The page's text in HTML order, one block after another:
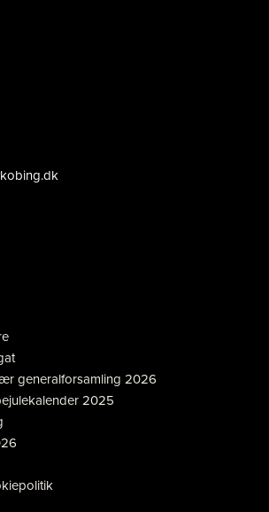
generalforsamling 2026
2025